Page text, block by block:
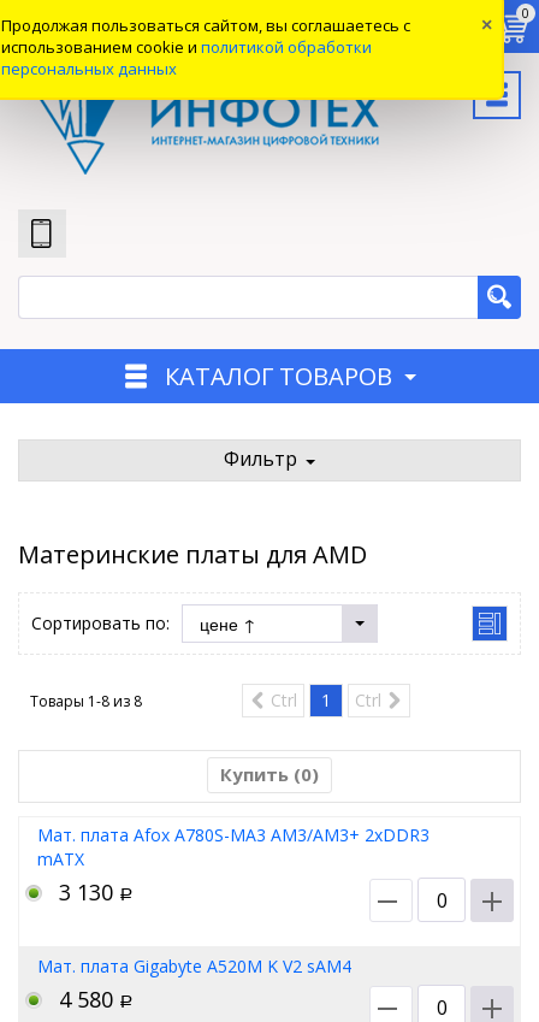
Продолжая пользоваться сайтом, вы соглашаетесь с
использованием cookie и политикой обработки
персональных данных
×
Вход
0
КАТАЛОГ ТОВАРОВ
Фильтр
Материнские платы для AMD
Сортировать по:
Товары 1-8 из 8 Ctrl 1 Ctrl
Купить (0)
Мат. плата Afox A780S-MA3 AM3/AM3+ 2хDDR3
mATX
3 130 Р
Мат. плата Gigabyte A520M K V2 sAM4
4 580 Р